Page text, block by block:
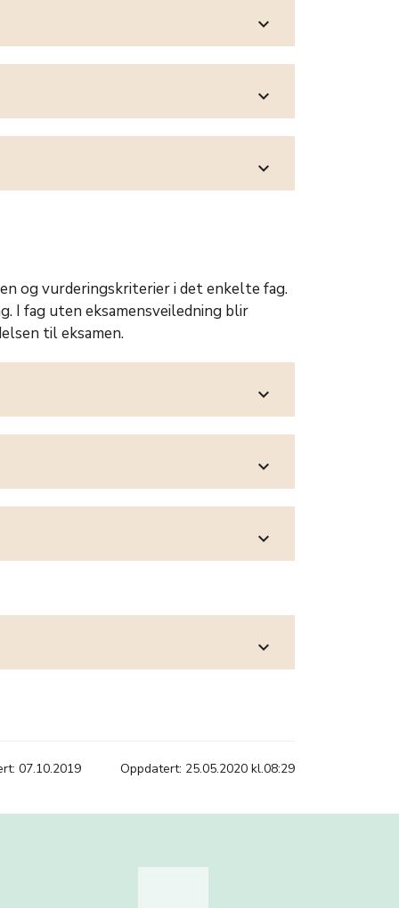
expand_more
expand_more
expand_more
og vurderingskriterier i det enkelte fag.
I fag uten eksamensveiledning blir
til eksamen.
expand_more
expand_more
expand_more
expand_more
07.10.2019 Oppdatert: 25.05.2020 kl.08:29